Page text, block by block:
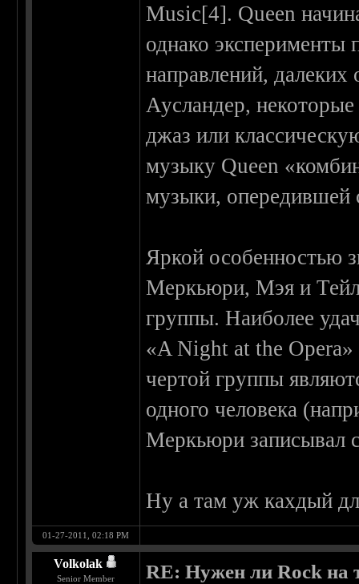
Music[4]. Queen
однако эксперименты
направлений,
Аусландер,
джаз или
музыку Queen
музыки, опередившей
Яркой особенностью
Меркьюри, Мэя и
группы. Наиболее
«A Night at the
чертой группы
одного человека
Меркьюри записывал
Ну а там уж кахдый
01-27-2011, 02:18 PM
Volkolak
Senior Member RE: Нужен ли Rock на